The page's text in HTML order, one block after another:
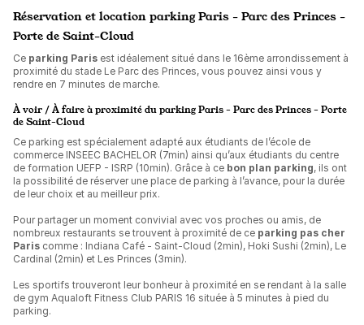
Réservation et location parking Paris - Parc des Princes -
Porte de Saint-Cloud
Ce parking Paris est idéalement situé dans le 16ème arrondissement à
proximité du stade Le Parc des Princes, vous pouvez ainsi vous y
rendre en 7 minutes de marche.
À voir / À faire à proximité du parking Paris - Parc des Princes - Porte
de Saint-Cloud
Ce parking est spécialement adapté aux étudiants de l’école de
commerce ​​INSEEC BACHELOR (7min) ainsi qu’aux étudiants du centre
de formation UEFP - ISRP (10min). Grâce à ce bon plan parking, ils ont
la possibilité de réserver une place de parking à l’avance, pour la durée
de leur choix et au meilleur prix.
Pour partager un moment convivial avec vos proches ou amis, de
nombreux restaurants se trouvent à proximité de ce parking pas cher
Paris comme : Indiana Café - Saint-Cloud (2min), Hoki Sushi (2min), Le
Cardinal (2min) et Les Princes (3min).
Les sportifs trouveront leur bonheur à proximité en se rendant à la salle
de gym Aqualoft Fitness Club PARIS 16 située à 5 minutes à pied du
parking.